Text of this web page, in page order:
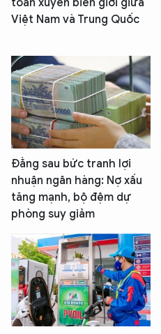
Việt Nam và Trung Quốc
Đằng sau bức tranh lợi
nhuận ngân hàng: Nợ xấu
tăng mạnh, bộ đệm dự
phòng suy giảm